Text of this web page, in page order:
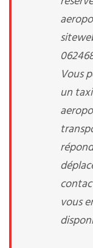
Vous
un
vous